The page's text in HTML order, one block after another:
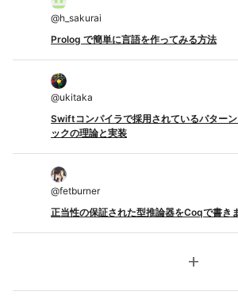
@h_sakurai
Prolog で簡単に言語を作ってみる方法
@ukitaka
Swiftコンパイラで採用されているパター
ックの理論と実装
@fetburner
正当性の保証された型推論器をCoqで書き
add